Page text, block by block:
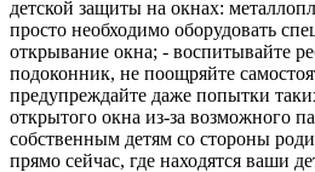
детской защиты на окнах:
просто необходимо оборудовать
открывание окна; - воспитывайте
подоконник, не поощряйте
предупреждайте даже попытки
открытого окна из-за возможного
собственным детям со стороны
прямо сейчас, где находятся ваши